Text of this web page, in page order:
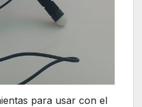
para usar con el